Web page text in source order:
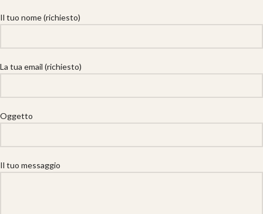
Il tuo nome (richiesto)
La tua email (richiesto)
Oggetto
Il tuo messaggio